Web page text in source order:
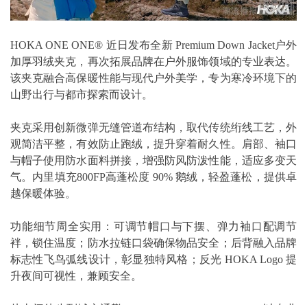
HOKA ONE ONE® 近日发布全新 Premium Down Jacket户外
加厚羽绒夹克，再次拓展品牌在户外服饰领域的专业表达。
该夹克融合高保暖性能与现代户外美学，专为寒冷环境下的
山野出行与都市探索而设计。
夹克采用创新微弹无缝管道布结构，取代传统绗线工艺，外
观简洁平整，有效防止跑绒，提升穿着耐久性。肩部、袖口
与帽子使用防水面料拼接，增强防风防泼性能，适应多变天
气。内里填充800FP高蓬松度 90% 鹅绒，轻盈蓬松，提供卓
越保暖体验。
功能细节周全实用：可调节帽口与下摆、弹力袖口配调节
袢，锁住温度；防水拉链口袋确保物品安全；后背融入品牌
标志性飞鸟弧线设计，彰显独特风格；反光 HOKA Logo 提
升夜间可视性，兼顾安全。